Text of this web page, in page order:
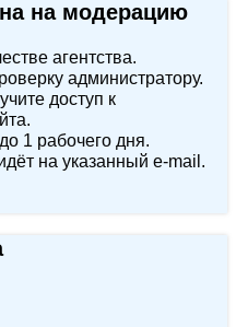
на модерацию
агентства.
администратору.
доступ к
1 рабочего дня.
на указанный e‑mail.